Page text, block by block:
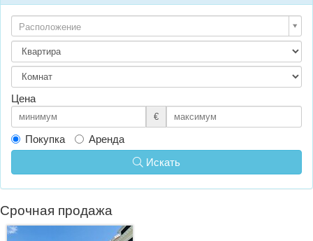
Расположение
Цена
€
Покупка
Аренда
Искать
Срочная продажа